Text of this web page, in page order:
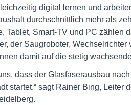
digital lernen und
durchschnittlich mehr als
Tablet, Smart-TV und PC
der Saugroboter,
damit auf die stetig
dass der Glasfaserausbau
startet.“ sagt Rainer Bing, Leiter